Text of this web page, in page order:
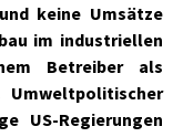
keine Umsätze
im industriellen
Betreiber als
US-Regierungen